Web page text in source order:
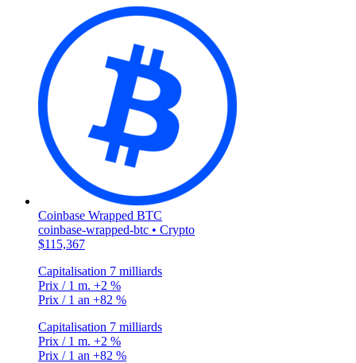
Coinbase Wrapped BTC
coinbase-wrapped-btc • Crypto
$115,367
Capitalisation 7 milliards
Prix / 1 m. +2 %
Prix / 1 an +82 %
Capitalisation 7 milliards
Prix / 1 m. +2 %
Prix / 1 an +82 %